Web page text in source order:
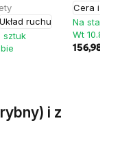
Układ ruchu
sztuk
Cera i
Na stanie
Wt 10.8. u
156,98 zł
i z